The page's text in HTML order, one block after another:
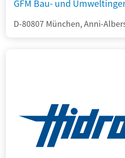
GFM Bau- und
D-80807 München, Anni-